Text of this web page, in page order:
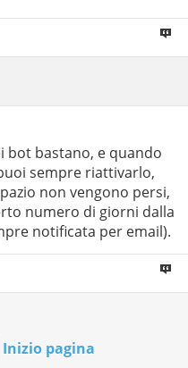
bot bastano, e quando
sempre riattivarlo,
non vengono persi,
numero di giorni dalla
notificata per email).
Inizio pagina